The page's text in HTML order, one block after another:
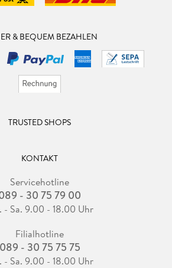
& BEQUEM BEZAHLEN
TRUSTED SHOPS
KONTAKT
Servicehotline
- 30 75 79 00
- Sa. 9.00 - 18.00 Uhr
Filialhotline
089 - 30 75 75 75
- Sa. 9.00 - 18.00 Uhr